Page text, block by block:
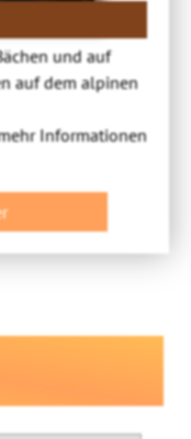
und auf
auf dem alpinen
Informationen